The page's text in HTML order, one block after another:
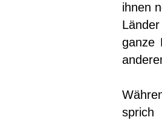
ihnen
ganze